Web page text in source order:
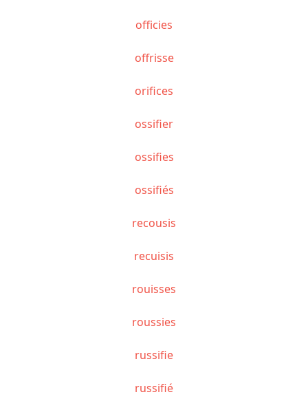
officies
offrisse
orifices
ossifier
ossifies
ossifiés
recousis
recuisis
rouisses
roussies
russifie
russifié